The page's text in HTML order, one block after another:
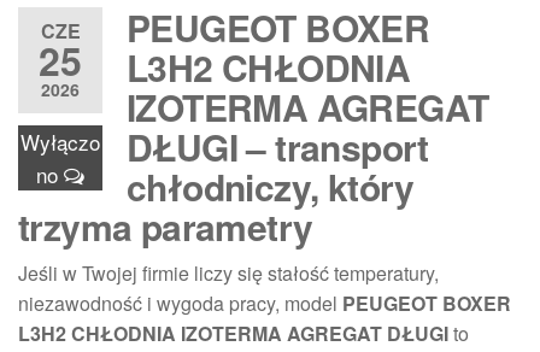
CZE
25
2026
Wyłączo
no
PEUGEOT BOXER
L3H2 CHŁODNIA
IZOTERMA AGREGAT
DŁUGI – transport
chłodniczy, który
trzyma parametry
Jeśli w Twojej firmie liczy się stałość temperatury,
niezawodność i wygoda pracy, model PEUGEOT BOXER
L3H2 CHŁODNIA IZOTERMA AGREGAT DŁUGIto